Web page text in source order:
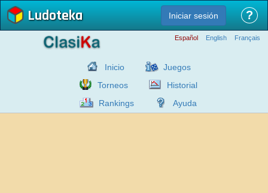
Ludoteka Iniciar sesión ?
Español English Français
Inicio
Juegos
Torneos
Historial
Rankings
Ayuda